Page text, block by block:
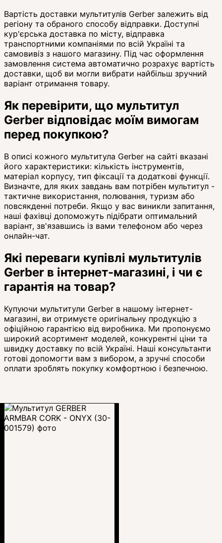
Вартість доставки мультитулів Gerber залежить від
регіону та обраного способу відправки. Доступні
кур'єрська доставка по місту, відправка
транспортними компаніями по всій Україні та
самовивіз з нашого магазину. Під час оформлення
замовлення система автоматично розрахує вартість
доставки, щоб ви могли вибрати найбільш зручний
варіант отримання товару.
Як перевірити, що мультитул
Gerber відповідає моїм вимогам
перед покупкою?
В описі кожного мультитула Gerber на сайті вказані
його характеристики: кількість інструментів,
матеріал корпусу, тип фіксації та додаткові функції.
Визначте, для яких завдань вам потрібен мультитул -
тактичне використання, полювання, туризм або
повсякденні потреби. Якщо у вас виникли запитання,
наші фахівці допоможуть підібрати оптимальний
варіант, зв'язавшись із вами телефоном або через
онлайн-чат.
Які переваги купівлі мультитулів
Gerber в інтернет-магазині, і чи є
гарантія на товар?
Купуючи мультитули Gerber в нашому інтернет-
магазині, ви отримуєте оригінальну продукцію з
офіційною гарантією від виробника. Ми пропонуємо
широкий асортимент моделей, конкурентні ціни та
швидку доставку по всій Україні. Наші консультанти
готові допомогти вам з вибором, а зручні способи
оплати зроблять покупку комфортною і безпечною.